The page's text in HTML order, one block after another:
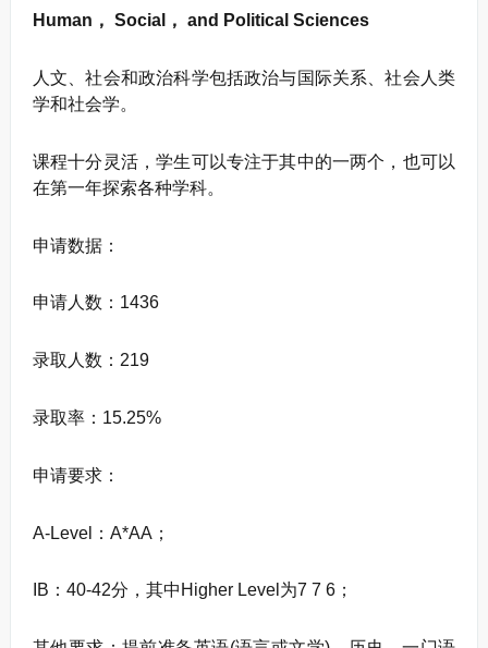
Human， Social， and Political Sciences
人文、社会和政治科学包括政治与国际关系、社会人类
学和社会学。
课程十分灵活，学生可以专注于其中的一两个，也可以
在第一年探索各种学科。
申请数据：
申请人数：1436
录取人数：219
录取率：15.25%
申请要求：
A-Level：A*AA；
IB：40-42分，其中Higher Level为7 7 6；